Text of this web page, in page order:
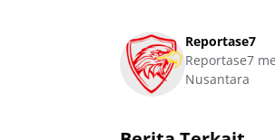
Reportase7
Reportase7
Nusantara